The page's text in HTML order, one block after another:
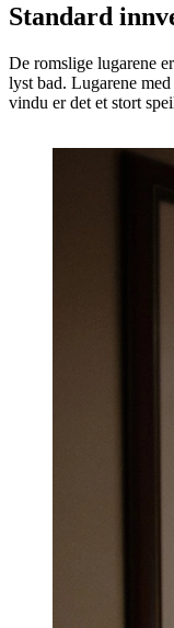
Standard
De romslige lugarene
lyst bad. Lugarene
vindu er det et stort